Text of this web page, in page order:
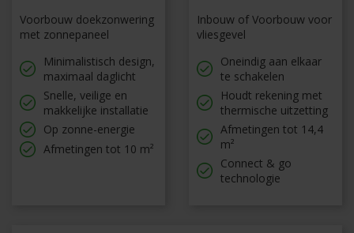
Voorbouw doekzonwering
met zonnepaneel
Minimalistisch design,
maximaal daglicht
Snelle, veilige en
makkelijke installatie
Op zonne-energie
Afmetingen tot 10 m²
Inbouw of Voorbouw voor
vliesgevel
Oneindig aan elkaar
te schakelen
Houdt rekening met
thermische uitzetting
Afmetingen tot 14,4
m²
Connect & go
technologie